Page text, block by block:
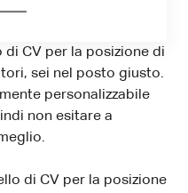
CV per la posizione di
sei nel posto giusto.
personalizzabile
non esitare a
di CV per la posizione